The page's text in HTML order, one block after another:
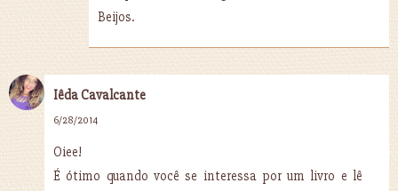
Beijos.
Iêda Cavalcante
6/28/2014
Oiee!
É ótimo quando você se interessa por um livro e lê